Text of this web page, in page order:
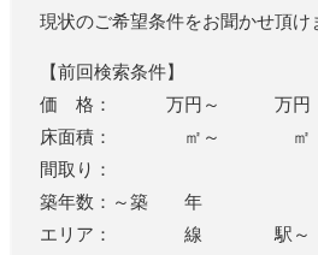
現状のご希望条件をお聞かせ頂け
【前回検索条件】
価 格： 万円～ 万円
床面積： ㎡～ ㎡
間取り：
築年数：～築 年
エリア： 線 駅